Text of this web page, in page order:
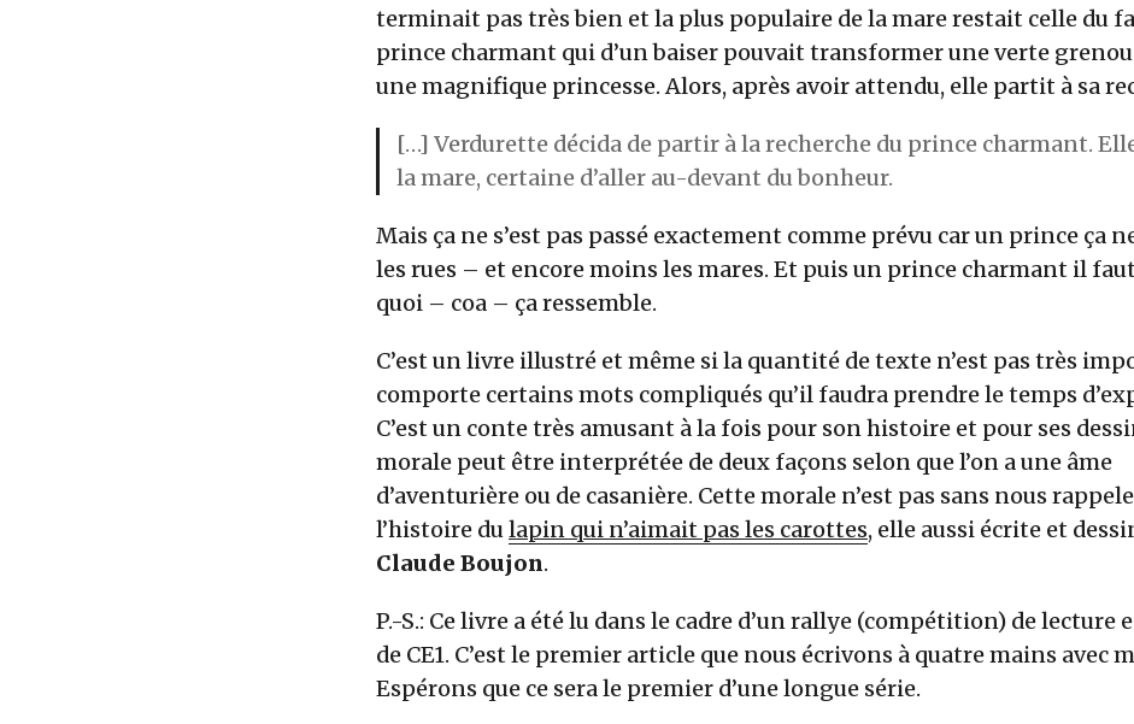
terminait pas très bien et la plus populaire de la mare restait celle du
prince charmant qui d’un baiser pouvait transformer une verte
une magnifique princesse. Alors, après avoir attendu, elle partit à sa
[…] Verdurette décida de partir à la recherche du prince charmant.
la mare, certaine d’aller au-devant du bonheur.
Mais ça ne s’est pas passé exactement comme prévu car un prince ça
les rues – et encore moins les mares. Et puis un prince charmant il
quoi – coa – ça ressemble.
C’est un livre illustré et même si la quantité de texte n’est pas très
comporte certains mots compliqués qu’il faudra prendre le temps
C’est un conte très amusant à la fois pour son histoire et pour ses
morale peut être interprétée de deux façons selon que l’on a une âme
d’aventurière ou de casanière. Cette morale n’est pas sans nous
l’histoire dulapin qui n’aimait pas les carottes, elle aussi écrite et
Claude Boujon.
P.-S.: Ce livre a été lu dans le cadre d’un rallye (compétition) de lecture
de CE1. C’est le premier article que nous écrivons à quatre mains avec
Espérons que ce sera le premier d’une longue série.